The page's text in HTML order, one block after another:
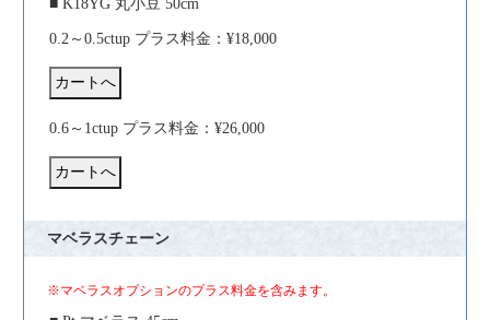
■ K18YG 丸小豆 50cm
0.2～0.5ctup プラス料金：¥18,000
0.6～1ctup プラス料金：¥26,000
マベラスチェーン
※マベラスオプションのプラス料金を含みます。